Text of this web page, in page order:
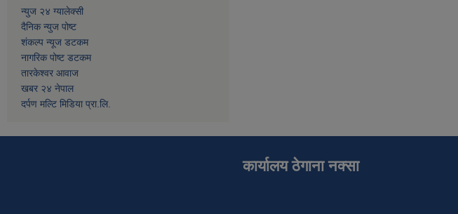
न्युज २४ ग्यालेक्सी
दैनिक न्युज पोष्ट
शंकल्प न्यूज डटकम
नागरिक पोष्ट डटकम
तारकेश्वर आवाज
खबर २४ नेपाल
दर्पण मल्टि मिडिया प्रा.लि.
कार्यालय ठेगाना नक्सा